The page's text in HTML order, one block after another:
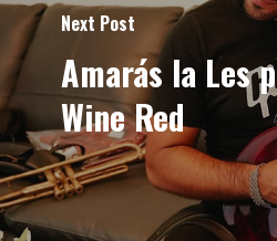
Next Post
Amarás la Les
Wine Red